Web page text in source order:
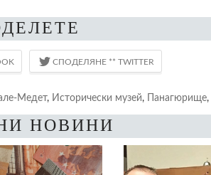
Медет, Исторически музей, Панагюрище,
НОВИНИ